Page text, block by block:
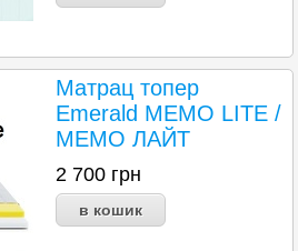
Матрац топер
Emerald MEMO LITE /
МЕМО ЛАЙТ
2 700 грн